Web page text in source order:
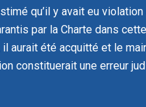
qu’il y avait eu
par la Charte dans
aurait été acquitté et le
constituerait une erreur